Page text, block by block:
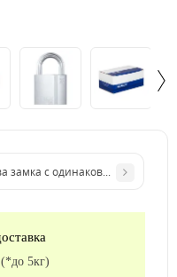
(небольшой навесной)
замка с одинаковым ключом
5кг)